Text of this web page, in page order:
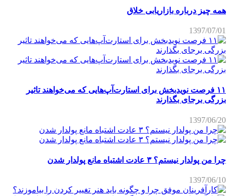
همه چیز درباره بازاریابی خلاق
1397/07/01
۱۱ فرصت نویدبخش برای استارت‌آپ‌هایی که می‌خواهند تاثیر
بزرگی برجای بگذارند
1397/06/20
چرا من پولدار نیستم؟ ۳ عادت اشتباه مانع پولدار شدن
1397/06/10